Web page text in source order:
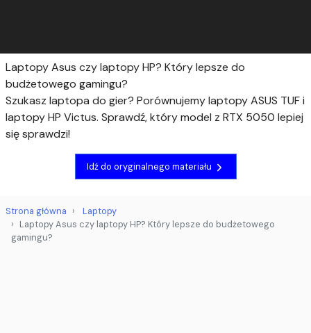
Laptopy Asus czy laptopy HP? Który lepsze do
budżetowego gamingu?
Szukasz laptopa do gier? Porównujemy laptopy ASUS TUF i
laptopy HP Victus. Sprawdź, który model z RTX 5050 lepiej
się sprawdzi!
Idź do oryginalnego materiału
Strona główna
Laptopy
Laptopy Asus czy laptopy HP? Który lepsze do budżetowego
gamingu?